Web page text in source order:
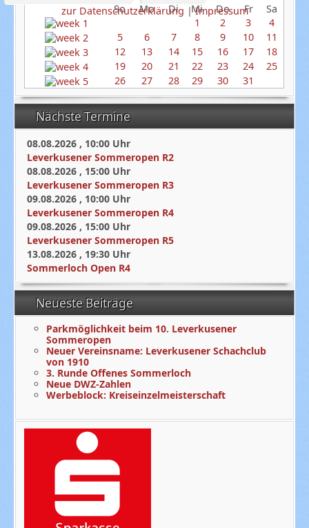
So
Mo Di Mi Do Fr
Sa
1
2 3
4
5
6 7 8 9 10
11
12
13 14 15 16 17
18
19
20 21 22 23 24
25
26
27 28 29 30 31
Nächste Termine
08.08.2026 , 10:00 Uhr
Leverkusener Sommeropen R2
08.08.2026 , 15:00 Uhr
Leverkusener Sommeropen R3
09.08.2026 , 10:00 Uhr
Leverkusener Sommeropen R4
09.08.2026 , 15:00 Uhr
Leverkusener Sommeropen R5
13.08.2026 , 19:30 Uhr
Sommerloch Open R4
Neueste Beiträge
Parkmöglichkeit beim 10. Leverkusener
Sommeropen
Neuer Vereinsname: Leverkusener Schachclub
von 1910
3. Runde Offenes Sommerloch
Neue DWZ-Zahlen
Werbeblock: Kreiseinzelmeisterschaft
zur Datenschutzerklärung |Impressum